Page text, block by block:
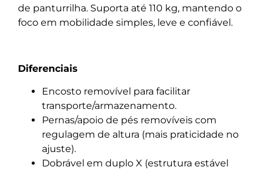
de panturrilha. Suporta até 110 kg, mantendo o
foco em mobilidade simples, leve e confiável.
Diferenciais
Encosto removível para facilitar
transporte/armazenamento.
Pernas/apoio de pés removíveis com
regulagem de altura (mais praticidade no
ajuste).
Dobrável em duplo X (estrutura estável